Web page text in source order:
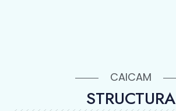
CAICAM
STRUCTURA